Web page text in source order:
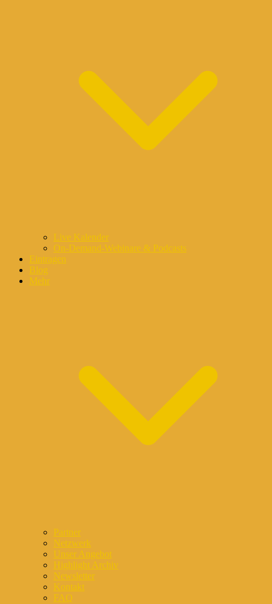
Live Kalender
On-Demand-Webinare & Podcasts
Eintragen
Blog
Mehr
Partner
Netzwerk
Unser Angebot
Highlight Archiv
Newsletter
Kontakt
FAQ